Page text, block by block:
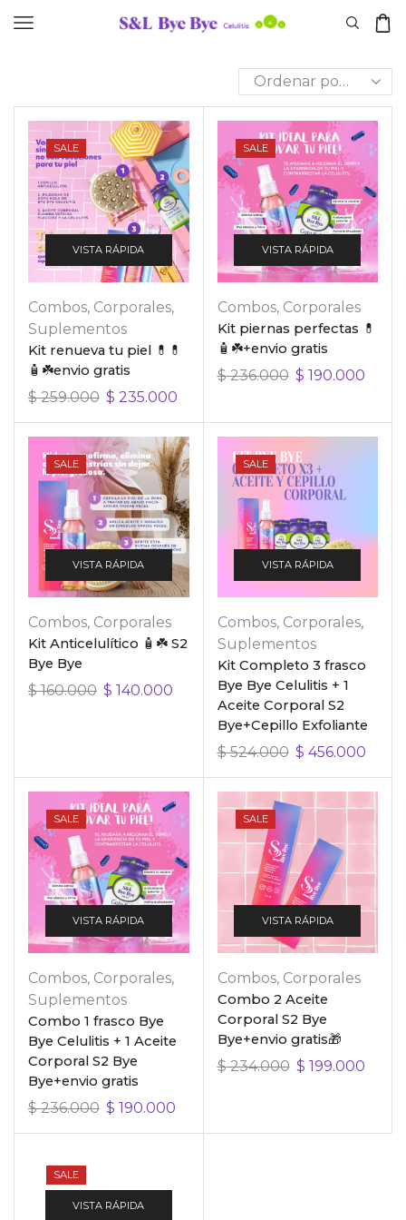
SALE
VISTA RÁPIDA
Combos, Corporales,
Suplementos
Kit renueva tu piel 💊💊
🧴☘️envio gratis
$259.000 $ 235.000
SALE
VISTA RÁPIDA
Combos, Corporales
Kit piernas perfectas 💊
🧴☘️+envio gratis
$236.000 $ 190.000
SALE
VISTA RÁPIDA
Combos, Corporales
Kit Anticelulítico 🧴☘️ S2
Bye Bye
$160.000 $ 140.000
SALE
VISTA RÁPIDA
Combos, Corporales,
Suplementos
Kit Completo 3 frasco
Bye Bye Celulitis + 1
Aceite Corporal S2
Bye+Cepillo Exfoliante
$524.000 $ 456.000
SALE
VISTA RÁPIDA
Combos, Corporales,
Suplementos
Combo 1 frasco Bye
Bye Celulitis + 1 Aceite
Corporal S2 Bye
Bye+envio gratis
$236.000 $ 190.000
SALE
VISTA RÁPIDA
Combos, Corporales
Combo 2 Aceite
Corporal S2 Bye
Bye+envio gratis🎁
$234.000 $ 199.000
SALE
VISTA RÁPIDA
TERMINOS Y CONDICIONES
Políticas de envíos, devoluciones y garantías
Política de tratamiento de datos
REDES
Instagram
CONTÁCTANOS